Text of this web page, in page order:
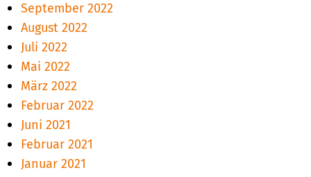
September 2022
August 2022
Juli 2022
Mai 2022
März 2022
Februar 2022
Juni 2021
Februar 2021
Januar 2021